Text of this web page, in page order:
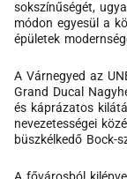
sokszínűségét,
módon egyesül a
épületek
A Várnegyed az
Grand Ducal
és káprázatos
nevezetességei
büszkélkedő Bock-